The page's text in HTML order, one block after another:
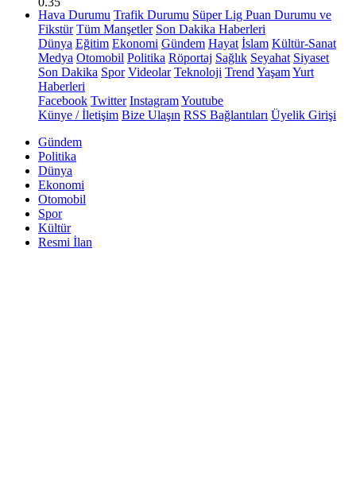
Hava Durumu Trafik Durumu Süper Lig Puan Durumu ve
Fikstür Tüm Manşetler Son Dakika Haberleri
Dünya Eğitim Ekonomi Gündem Hayat İslam Kültür-Sanat
Medya Otomobil Politika Röportaj Sağlık Seyahat Siyaset
Son Dakika Spor Videolar Teknoloji Trend YaşamYurt
Haberleri
Facebook Twitter InstagramYoutube
Künye / İletişim Bize Ulaşın RSS Bağlantıları Üyelik Girişi
Gündem
Politika
Dünya
Ekonomi
Otomobil
Spor
Kültür
Resmi İlan